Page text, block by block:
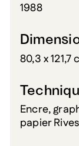
1988
80,3 x 121,7
Encre,
papier Rives